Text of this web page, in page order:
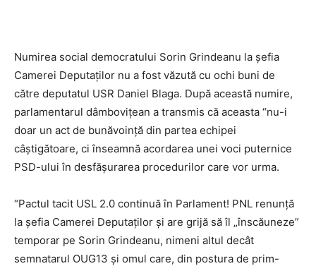
Numirea social democratului Sorin Grindeanu la șefia
Camerei Deputaților nu a fost văzută cu ochi buni de
către deputatul USR Daniel Blaga. După această numire,
parlamentarul dâmbovițean a transmis că aceasta “nu-i
doar un act de bunăvoință din partea echipei
câștigătoare, ci înseamnă acordarea unei voci puternice
PSD-ului în desfășurarea procedurilor care vor urma.
“Pactul tacit USL 2.0 continuă în Parlament! PNL renunță
la șefia Camerei Deputaților și are grijă să îl „înscăuneze”
temporar pe Sorin Grindeanu, nimeni altul decât
semnatarul OUG13 și omul care, din postura de prim-